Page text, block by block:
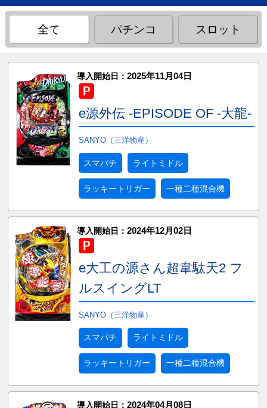
全て パチンコ スロット
導入開始日： 2025年11月04日
e源外伝 -EPISODE OF -大龍-
SANYO（三洋物産）
スマパチ ライトミドル
ラッキートリガー 一種二種混合機
導入開始日： 2024年12月02日
e大工の源さん超韋駄天2 フ
ルスイングLT
SANYO（三洋物産）
スマパチ ライトミドル
ラッキートリガー 一種二種混合機
導入開始日： 2024年04月08日